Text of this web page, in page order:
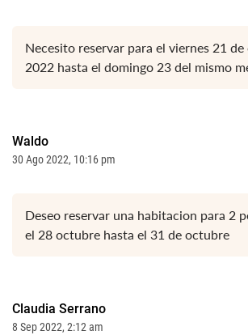
Necesito reservar para el viernes 21
2022 hasta el domingo 23 del mismo
Waldo
30 Ago 2022, 10:16 pm
Deseo reservar una habitacion para 2
el 28 octubre hasta el 31 de octubre
Claudia Serrano
8 Sep 2022, 2:12 am